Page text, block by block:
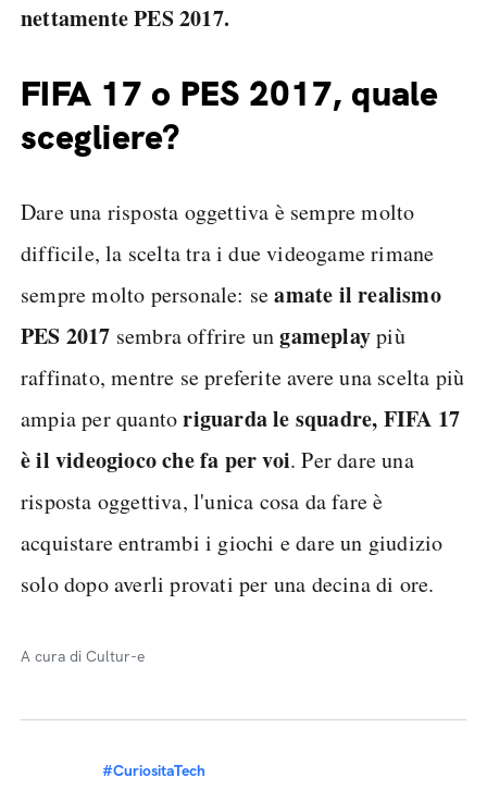
nettamente PES 2017.
FIFA 17 o PES 2017, quale
scegliere?
Dare una risposta oggettiva è sempre molto
difficile, la scelta tra i due videogame rimane
sempre molto personale: seamate il realismo
PES 2017 sembra offrire ungameplaypiù
raffinato, mentre se preferite avere una scelta più
ampia per quantoriguarda le squadre, FIFA 17
è il videogioco che fa per voi. Per dare una
risposta oggettiva, l'unica cosa da fare è
acquistare entrambi i giochi e dare un giudizio
solo dopo averli provati per una decina di ore.
A cura di Cultur-e
#CuriositaTech